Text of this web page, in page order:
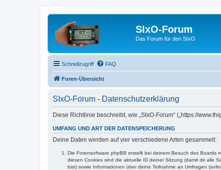
SIxO-Forum
Das Forum für den SIxO
Schnellzugriff FAQ
Foren-Übersicht
SIxO-Forum - Datenschutzerklärung
Diese Richtlinie beschreibt, wie „SIxO-Forum“ („https://
UMFANG UND ART DER DATENSPEICHERUNG
Deine Daten werden auf vier verschiedene Arten gesammelt:
Die Forensoftware phpBB erstellt bei deinem Besuch des Boards
diesen Cookies sind die aktuelle ID deiner Sitzung (damit dir alle
bist) sowie Informationen über deine Teilnahme an Umfragen